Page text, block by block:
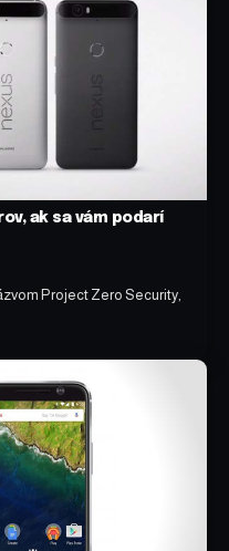
ak sa vám podarí
Project Zero Security,